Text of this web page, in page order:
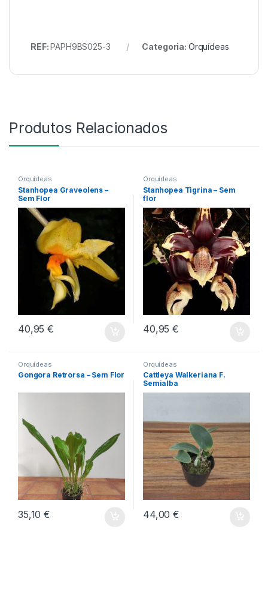
REF:PAPH9BS025-3 Categoria: Orquídeas
Produtos Relacionados
Orquídeas
Stanhopea Graveolens –
Sem Flor
40,95€
Orquídeas
Stanhopea Tigrina – Sem
flor
40,95€
Orquídeas
Gongora Retrorsa – Sem Flor
35,10€
Orquídeas
Cattleya Walkeriana F.
Semialba
44,00€